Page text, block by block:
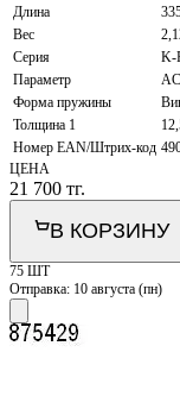
Длина
Вес
Серия
K-
Параметр
AC
Форма пружины
Толщина 1
Номер EAN/Штрих-код
ЦЕНА
21 700 тг.
В КОРЗИНУ
75 ШТ
Отправка: 10 августа (пн)